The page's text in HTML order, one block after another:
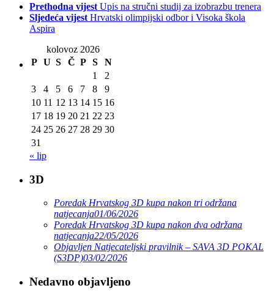
Prethodna vijest Upis na stručni studij za izobrazbu trenera
Sljedeća vijest Hrvatski olimpijski odbor i Visoka škola
Aspira
kolovoz 2026
P U S Č P S
N
1
2
3
4 5 6 7 8
9
10 11 12 13 14 15 16
17 18 19 20 21 22 23
24 25 26 27 28 29 30
31
« lip
3D
Poredak Hrvatskog 3D kupa nakon tri održana
natjecanja01/06/2026
Poredak Hrvatskog 3D kupa nakon dva održana
natjecanja22/05/2026
Objavljen Natjecateljski pravilnik – SAVA 3D POKAL
(S3DP)03/02/2026
Nedavno objavljeno